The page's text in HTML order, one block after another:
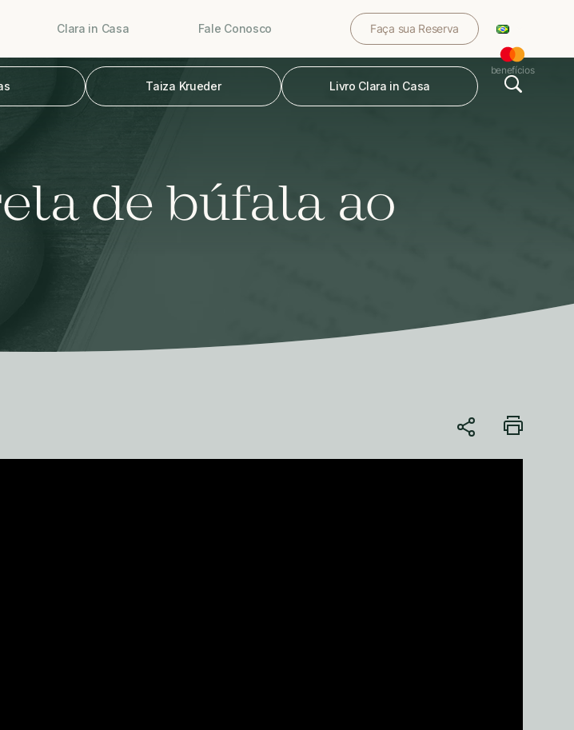
Clara in Casa Fale Conosco Faça sua Reserva
benefícios
Taiza Krueder Livro Clara in Casa
de búfala ao